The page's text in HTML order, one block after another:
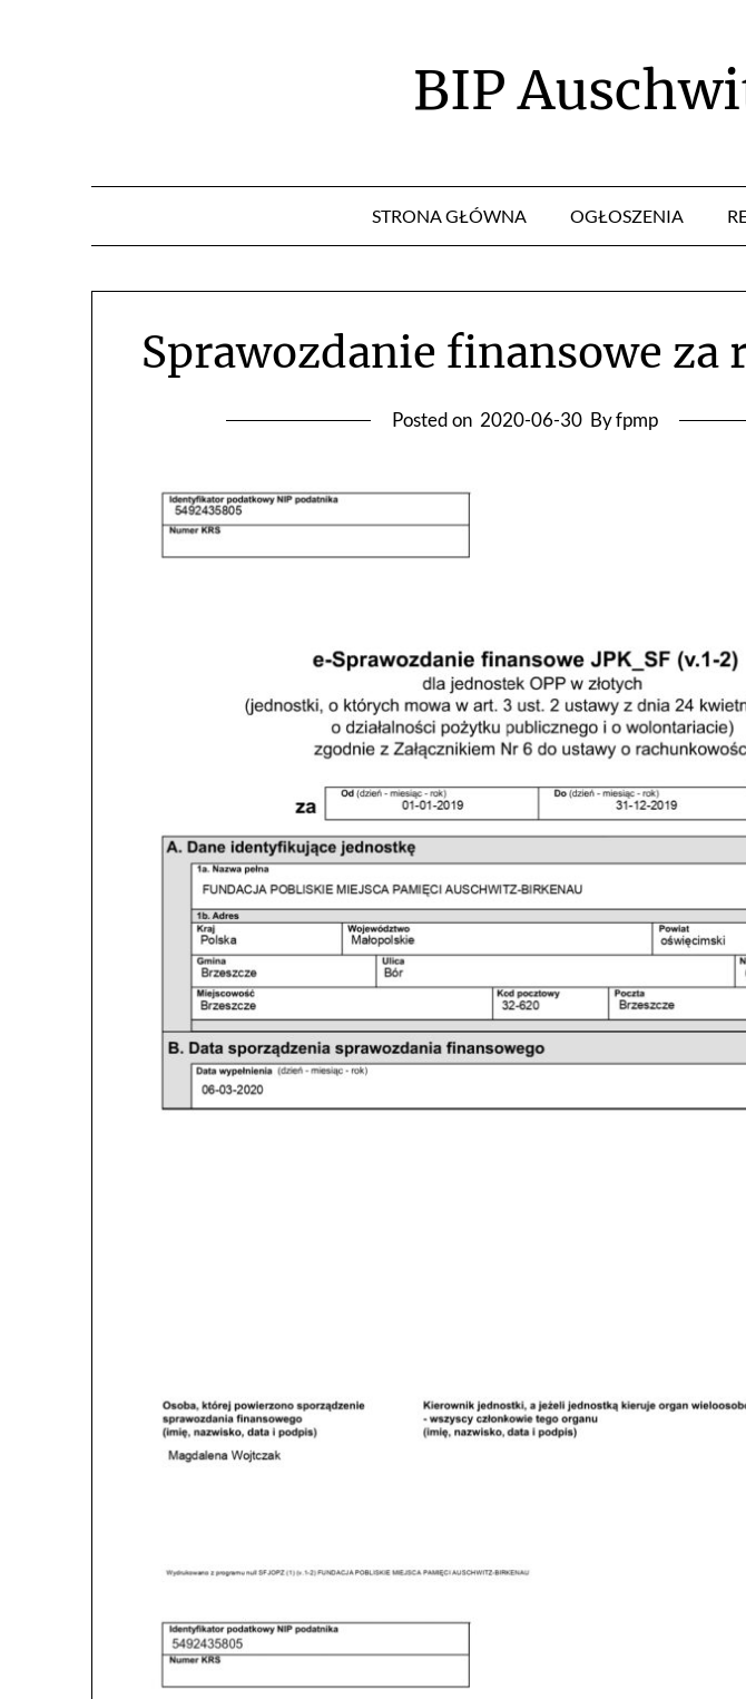
BIP
STRONA GŁÓWNA OGŁOSZENIA
Sprawozdanie finansowe za
Posted on 2020-06-30 By fpmp